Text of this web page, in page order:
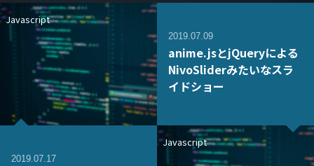
Javascript
2019.07.17
Javascript
2019.07.09
anime.jsとjQueryによる
NivoSliderみたいなスラ
イドショー